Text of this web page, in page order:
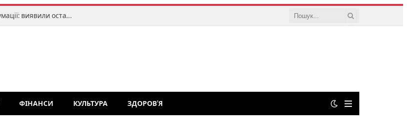
На Волині завершили черговий етап ексгумації: виявили останки 55 людей
ФІНАНСИ КУЛЬТУРА ЗДОРОВ’Я